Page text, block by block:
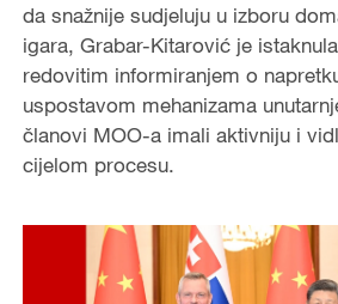
da snažnije sudjeluju u izboru
igara, Grabar-Kitarović je
redovitim informiranjem o
uspostavom mehanizama
članovi MOO-a imali aktivniju i
cijelom procesu.